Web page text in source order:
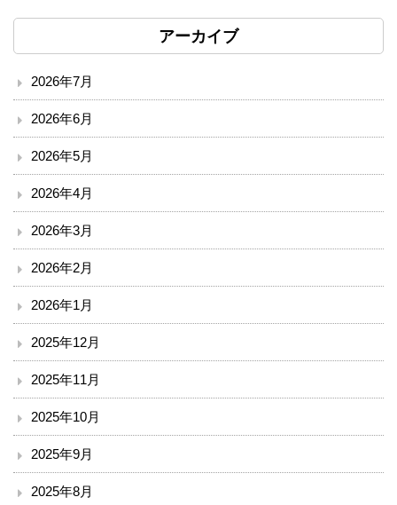
ソーシャルメディア・ガイドライン
総合案内
アクセス
院内案内図
看護部
薬剤部
臨床検査部門
アーカイブ
2026年7月
2026年6月
2026年5月
2026年4月
2026年3月
2026年2月
2026年1月
2025年12月
2025年11月
2025年10月
2025年9月
2025年8月